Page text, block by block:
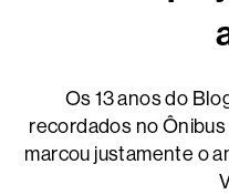
Os 13 anos do
recordados no
marcou justamente o